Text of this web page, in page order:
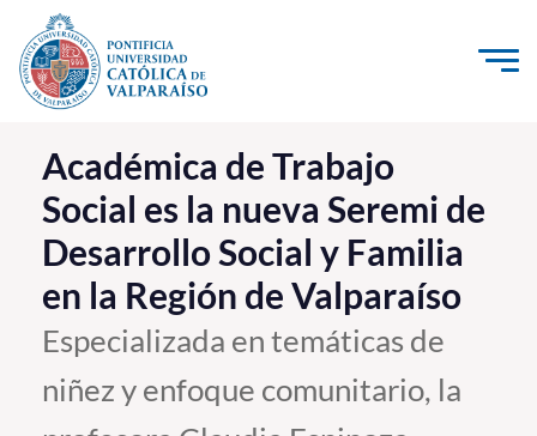
Click acá para ir directamente al contenido
La Universidad
Investigación, Creación e Innovación
PUCV Internacional
Vinculación con el Medio
Admisión
Pregrado
Académica de Trabajo
Social es la nueva Seremi de
Desarrollo Social y Familia
en la Región de Valparaíso
Especializada en temáticas de
niñez y enfoque comunitario, la